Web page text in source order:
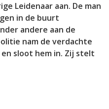
Leidenaar aan. De man
in de buurt
andere aan de
nam de verdachte
sloot hem in. Zij stelt